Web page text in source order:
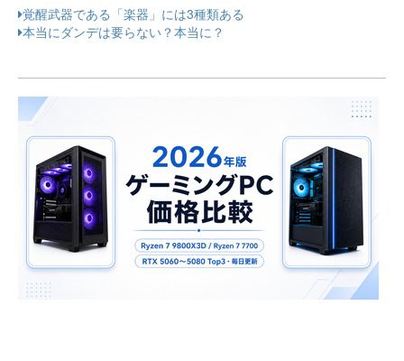
覚醒武器である「楽器」には3種類ある
本当にダンデは要らない？本当に？